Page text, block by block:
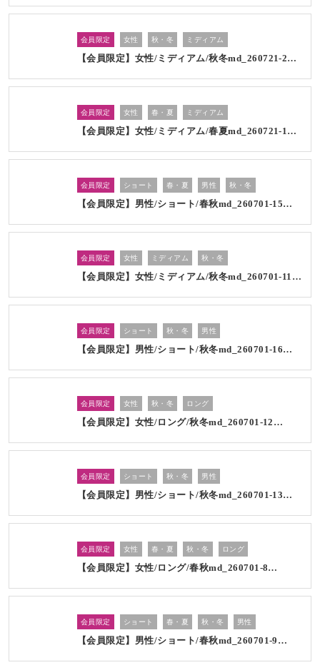
会員限定 女性 秋・冬 ミディアム
【会員限定】女性/ミディアム/秋冬md_260721-2…
会員限定 女性 春・夏 ミディアム
【会員限定】女性/ミディアム/春夏md_260721-1…
会員限定 ショート 春・夏 男性 秋・冬
【会員限定】男性/ショート/春秋md_260701-15…
会員限定 女性 ミディアム 秋・冬
【会員限定】女性/ミディアム/秋冬md_260701-11…
会員限定 ショート 秋・冬 男性
【会員限定】男性/ショート/秋冬md_260701-16…
会員限定 女性 秋・冬 ロング
【会員限定】女性/ロング/秋冬md_260701-12…
会員限定 ショート 秋・冬 男性
【会員限定】男性/ショート/秋冬md_260701-13…
会員限定 女性 春・夏 秋・冬 ロング
【会員限定】女性/ロング/春秋md_260701-8…
会員限定 ショート 春・夏 秋・冬 男性
【会員限定】男性/ショート/春秋md_260701-9…